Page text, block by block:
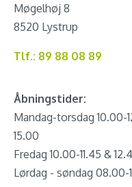
Møgelhøj 8
8520 Lystrup
Tlf.: 89 88 08 89
Åbningstider:
Mandag-torsdag 10.00-
15.00
Fredag 10.00-11.45 &
Lørdag - søndag 08.00-